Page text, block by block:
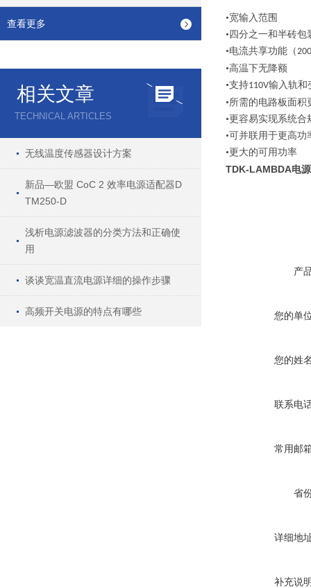
查看更多
相关文章
TECHNICAL ARTICLES
无线温度传感器设计方案
新品—欧盟 CoC 2 效率电源适配器D
TM250-D
浅析电源滤波器的分类方法和正确使
用
谈谈宽温直流电源详细的操作步骤
高频开关电源的特点有哪些
•宽输入范围
•四分之一和半砖包
•电流共享功能（
•高温下无降额
•支持110V输入轨和
•所需的电路板面积
•更容易实现系统合
•可并联用于更高功
•更大的可用功率
TDK-LAMBDA电
产
您的单
您的姓
联系电
常用邮
省
详细地
补充说